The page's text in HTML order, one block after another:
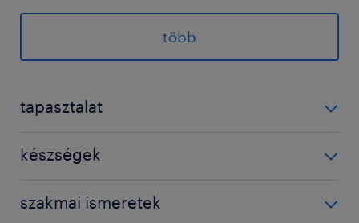
Collaborate with project stakeholders to
ensure business applications are
developed in alignment with
and best practices
project teams across the analysis, design,
interfaces, conversions, forms, and user
több
tapasztalat
készségek
szakmai ismeretek